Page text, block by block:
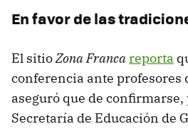
En favor de las
El sitioZona Francareporta
conferencia ante profesores
aseguró que de
Secretaría de Educación de